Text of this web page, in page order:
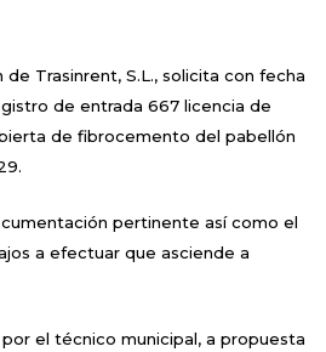
de Trasinrent, S.L., solicita con fecha
de entrada 667 licencia de
de fibrocemento del pabellón
pertinente así como el
a efectuar que asciende a
el técnico municipal, a propuesta